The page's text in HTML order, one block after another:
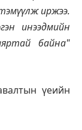
иржээ.
инээдмийн
байна"
үеийн